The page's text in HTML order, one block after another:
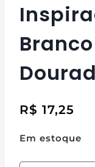
R$ 17,25
Em estoque